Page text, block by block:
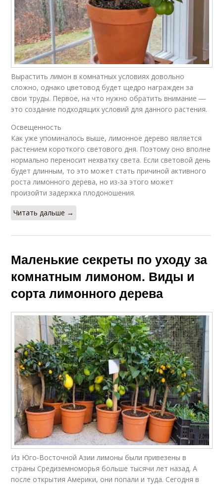
Вырастить лимон в комнатных условиях довольно
сложно, однако цветовод будет щедро награжден за
свои труды. Первое, на что нужно обратить внимание ―
это создание подходящих условий для данного растения.
Освещенность
Как уже упоминалось выше, лимонное дерево является
растением короткого светового дня. Поэтому оно вполне
нормально переносит нехватку света. Если световой день
будет длинным, то это может стать причиной активного
роста лимонного дерева, но из-за этого может
произойти задержка плодоношения.
Читать дальше →
Маленькие секреты по уходу за
комнатным лимоном. Виды и
сорта лимонного дерева
Из Юго-Восточной Азии лимоны были привезены в
страны Средиземноморья больше тысячи лет назад. А
после открытия Америки, они попали и туда. Сегодня в